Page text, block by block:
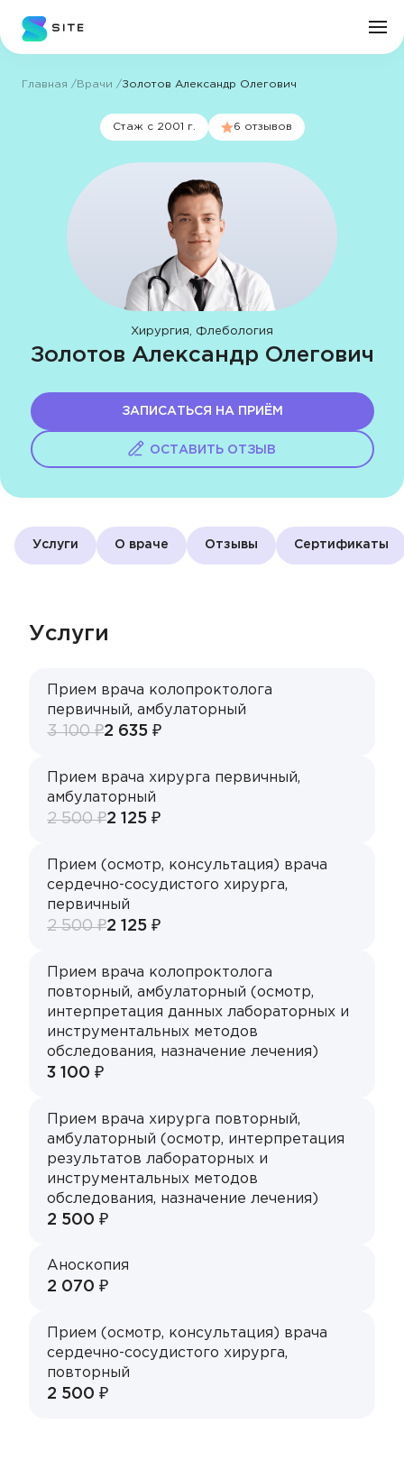
Личный кабинет
Услуги
Пациенту
Акции
Контакты
ЗАПИСЬ НА ПРИЁМ
Главная Врачи Золотов Александр Олегович
Стаж с 2001 г. 6 отзывов
Хирургия, Флебология
Золотов Александр Олегович
ЗАПИСАТЬСЯ НА ПРИЁМ
ОСТАВИТЬ ОТЗЫВ
Услуги О враче Отзывы Cертификаты
Услуги
Прием врача колопроктолога
первичный, амбулаторный
3 100 ₽2 635 ₽
Прием врача хирурга первичный,
амбулаторный
2 500 ₽2 125 ₽
Прием (осмотр, консультация) врача
сердечно-сосудистого хирурга,
первичный
2 500 ₽2 125 ₽
Прием врача колопроктолога
повторный, амбулаторный (осмотр,
интерпретация данных лабораторных и
инструментальных методов
обследования, назначение лечения)
3 100 ₽
Прием врача хирурга повторный,
амбулаторный (осмотр, интерпретация
результатов лабораторных и
инструментальных методов
обследования, назначение лечения)
2 500 ₽
Аноскопия
2 070 ₽
Прием (осмотр, консультация) врача
сердечно-сосудистого хирурга,
повторный
2 500 ₽